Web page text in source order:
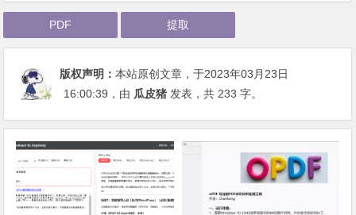
PDF 提取
版权声明：本站原创文章，于2023年03月23日
16:00:39 ，由 瓜皮猪 发表，共 233 字。